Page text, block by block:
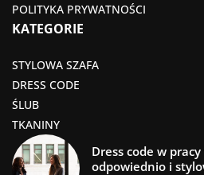
POLITYKA PRYWATNOŚCI
KATEGORIE
STYLOWA SZAFA
DRESS CODE
ŚLUB
TKANINY
Dress code w
odpowiednio i